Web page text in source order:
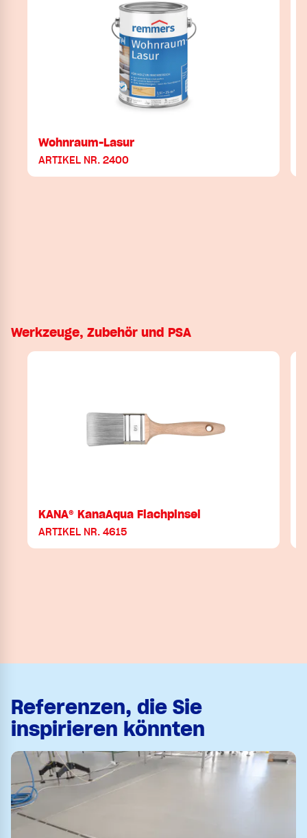
Wohnraum-Lasur
ARTIKEL NR. 2400
Werkzeuge, Zubehör und PSA
KANA® KanaAqua Flachpinsel
ARTIKEL NR. 4615
Referenzen, die Sie
inspirieren könnten